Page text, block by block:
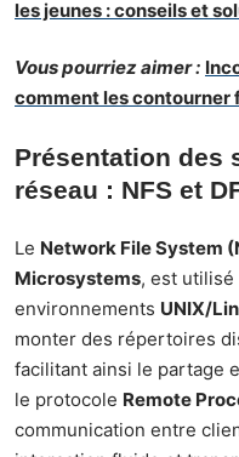
les jeunes : conseils et
Vous pourriez aimer :
comment les contourner
Présentation des
réseau : NFS et
Le Network File System
Microsystems, est
environnements UNIX/
monter des répertoires
facilitant ainsi le partage
le protocole Remote
communication entre